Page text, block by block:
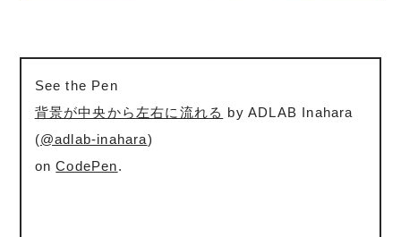
See the Pen
背景が中央から左右に流れる by ADLAB Inahara
(@adlab-inahara)
onCodePen.